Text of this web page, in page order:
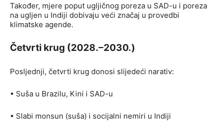
Također, mjere poput ugljičnog poreza u SAD-u i poreza
na ugljen u Indiji dobivaju veći značaj u provedbi
klimatske agende.
Četvrti krug (2028.–2030.)
Posljednji, četvrti krug donosi slijedeći narativ:
• Suša u Brazilu, Kini i SAD-u
• Slabi monsun (suša) i socijalni nemiri u Indiji